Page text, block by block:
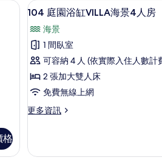
缸
海
景
4
人
房
的
詳
情
床墊、免費迷你吧
格
顯
104
庭
園
浴
缸
VILLA
4
高
16
104 庭園浴缸VILLA海景4人房
海景
1 間臥室
可容納 4 人 (依實際入住人數計
2 張加大雙人床
免費無線上網
更多資訊
更
園